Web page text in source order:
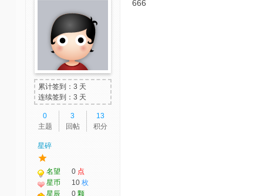
累计签到：3 天
连续签到：3 天
0
主题
3
回帖
13
积分
星碎
名望 0 点
星币
10 枚
星辰
0 颗
666